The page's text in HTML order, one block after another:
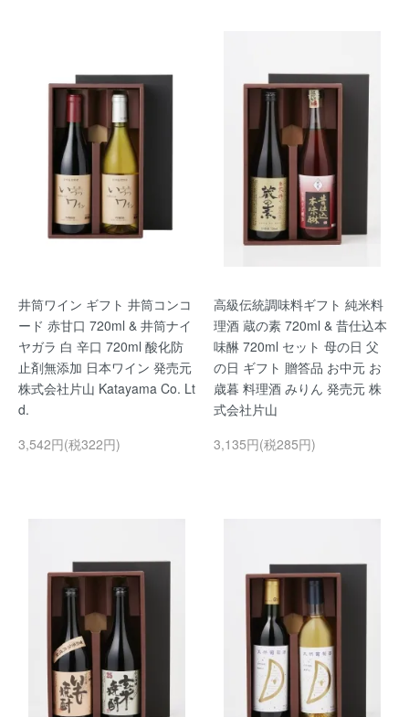
井筒ワイン ギフト 井筒コンコ
ード 赤甘口 720ml & 井筒ナイ
ヤガラ 白 辛口 720ml 酸化防
止剤無添加 日本ワイン 発売元
株式会社片山 Katayama Co. Lt
d.
3,542円(税322円)
高級伝統調味料ギフト 純米料
理酒 蔵の素 720ml & 昔仕込本
味醂 720ml セット 母の日 父
の日 ギフト 贈答品 お中元 お
歳暮 料理酒 みりん 発売元 株
式会社片山
3,135円(税285円)